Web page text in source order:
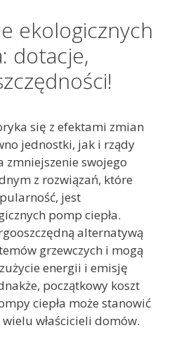
ekologicznych
dotacje,
się z efektami zmian
jednostki, jak i rządy
zmniejszenie swojego
z rozwiązań, które
jest
pomp ciepła.
alternatywą
grzewczych i mogą
energii i emisję
początkowy koszt
ciepła może stanowić
właścicieli domów.